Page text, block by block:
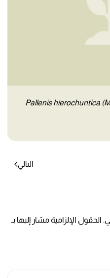
Pallenis hierochuntica
التالي
الإلزامية مشار إليها بـ